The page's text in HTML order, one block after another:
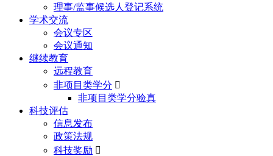
理事/监事候选人登记系统
学术交流
会议专区
会议通知
继续教育
远程教育
非项目类学分 
非项目类学分验真
科技评估
信息发布
政策法规
科技奖励 